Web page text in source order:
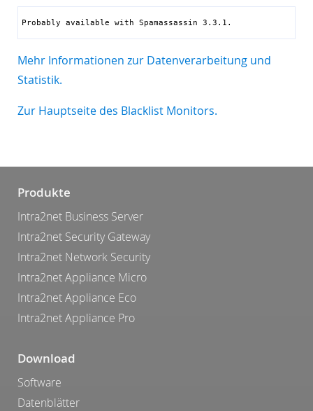
Probably available with Spamassassin 3.3.1.
Mehr Informationen zur Datenverarbeitung und
Statistik.
Zur Hauptseite des Blacklist Monitors.
Produkte
Intra2net Business Server
Intra2net Security Gateway
Intra2net Network Security
Intra2net Appliance Micro
Intra2net Appliance Eco
Intra2net Appliance Pro
Download
Software
Datenblätter